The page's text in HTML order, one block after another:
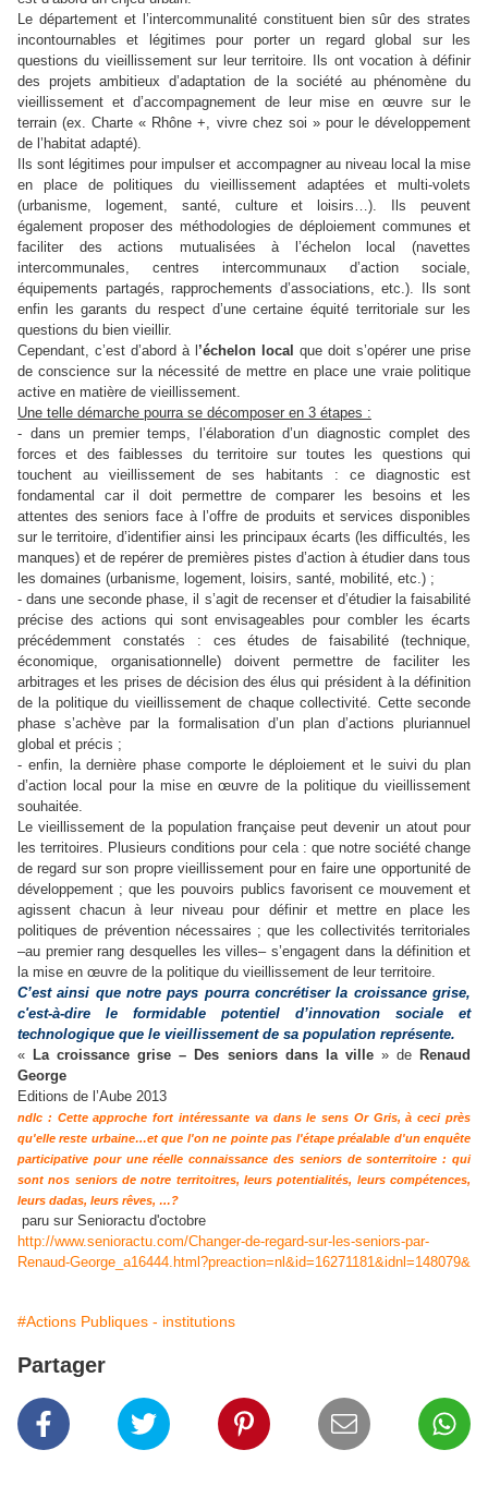
Le département et l’intercommunalité constituent bien sûr des strates
incontournables et légitimes pour porter un regard global sur les
questions du vieillissement sur leur territoire. Ils ont vocation à définir
des projets ambitieux d’adaptation de la société au phénomène du
vieillissement et d’accompagnement de leur mise en œuvre sur le
terrain (ex. Charte « Rhône +, vivre chez soi » pour le développement
de l’habitat adapté).
Ils sont légitimes pour impulser et accompagner au niveau local la mise
en place de politiques du vieillissement adaptées et multi-volets
(urbanisme, logement, santé, culture et loisirs…). Ils peuvent
également proposer des méthodologies de déploiement communes et
faciliter des actions mutualisées à l’échelon local (navettes
intercommunales, centres intercommunaux d’action sociale,
équipements partagés, rapprochements d’associations, etc.). Ils sont
enfin les garants du respect d’une certaine équité territoriale sur les
questions du bien vieillir.
Cependant, c’est d’abord à l’échelon local que doit s’opérer une prise
de conscience sur la nécessité de mettre en place une vraie politique
active en matière de vieillissement.
Une telle démarche pourra se décomposer en 3 étapes :
- dans un premier temps, l’élaboration d’un diagnostic complet des
forces et des faiblesses du territoire sur toutes les questions qui
touchent au vieillissement de ses habitants : ce diagnostic est
fondamental car il doit permettre de comparer les besoins et les
attentes des seniors face à l’offre de produits et services disponibles
sur le territoire, d’identifier ainsi les principaux écarts (les difficultés, les
manques) et de repérer de premières pistes d’action à étudier dans tous
les domaines (urbanisme, logement, loisirs, santé, mobilité, etc.) ;
- dans une seconde phase, il s’agit de recenser et d’étudier la faisabilité
précise des actions qui sont envisageables pour combler les écarts
précédemment constatés : ces études de faisabilité (technique,
économique, organisationnelle) doivent permettre de faciliter les
arbitrages et les prises de décision des élus qui président à la définition
de la politique du vieillissement de chaque collectivité. Cette seconde
phase s’achève par la formalisation d’un plan d’actions pluriannuel
global et précis ;
- enfin, la dernière phase comporte le déploiement et le suivi du plan
d’action local pour la mise en œuvre de la politique du vieillissement
souhaitée.
Le vieillissement de la population française peut devenir un atout pour
les territoires. Plusieurs conditions pour cela : que notre société change
de regard sur son propre vieillissement pour en faire une opportunité de
développement ; que les pouvoirs publics favorisent ce mouvement et
agissent chacun à leur niveau pour définir et mettre en place les
politiques de prévention nécessaires ; que les collectivités territoriales
–au premier rang desquelles les villes– s’engagent dans la définition et
la mise en œuvre de la politique du vieillissement de leur territoire.
C’est ainsi que notre pays pourra concrétiser la croissance grise,
c'est-à-dire le formidable potentiel d’innovation sociale et
technologique que le vieillissement de sa population représente.
«La croissance grise – Des seniors dans la ville» deRenaud
George
Editions de l’Aube 2013
ndlc : Cette approche fort intéressante va dans le sens Or Gris, à ceci près
qu'elle reste urbaine…et que l'on ne pointe pas l'étape préalable d'un enquête
participative pour une réelle connaissance des seniors de sonterritoire : qui
sont nos seniors de notre territoitres, leurs potentialités, leurs compétences,
leurs dadas, leurs rêves, …?
paru sur Senioractu d'octobre
http://www.senioractu.com/Changer-de-regard-sur-les-seniors-par-
Renaud-George_a16444.html?preaction=nl&id=16271181&idnl=148079&
#Actions Publiques - institutions
Partager